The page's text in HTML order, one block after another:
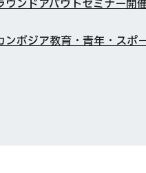
ウンドアバウトセミナー開
ンボジア教育・青年・スポ